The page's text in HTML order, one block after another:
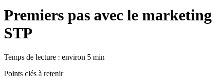
Premiers pas avec le marketing
STP
Temps de lecture : environ 5 min
Points clés à retenir